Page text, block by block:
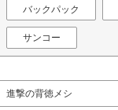
バックパック
サンコー
進撃の背徳メシ